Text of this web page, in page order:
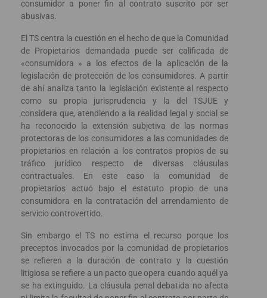
consumidor a poner fin al contrato suscrito por ser
abusivas.
El TS centra la cuestión en el hecho de que la Comunidad
de Propietarios demandada puede ser calificada de
«consumidora » a los efectos de la aplicación de la
legislación de protección de los consumidores. A partir
de ahí analiza tanto la legislación existente al respecto
como su propia jurisprudencia y la del TSJUE y
considera que, atendiendo a la realidad legal y social se
ha reconocido la extensión subjetiva de las normas
protectoras de los consumidores a las comunidades de
propietarios en relación a los contratos propios de su
tráfico jurídico respecto de diversas cláusulas
contractuales. En este caso la comunidad de
propietarios actuó bajo el estatuto propio de una
consumidora en la contratación del arrendamiento de
servicio controvertido.
Sin embargo el TS no estima el recurso porque los
preceptos invocados por la comunidad de propietarios
se refieren a la duración de contrato y la cuestión
litigiosa se refiere a un pacto que opera cuando aquél ya
se ha extinguido. La cláusula penal debatida no afecta